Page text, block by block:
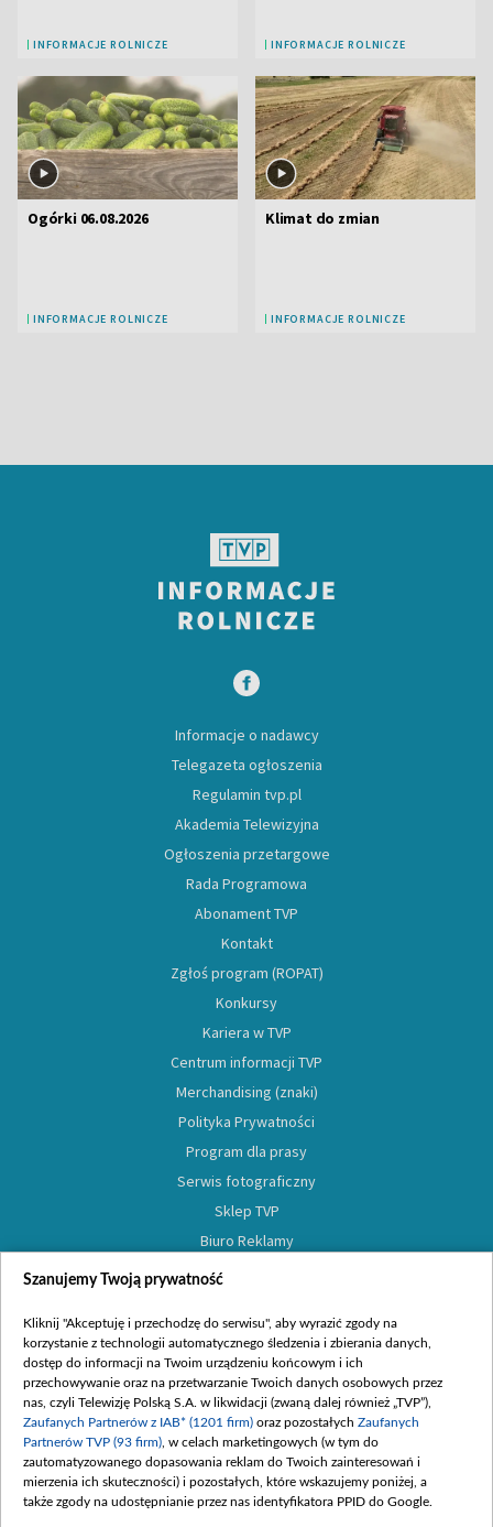
INFORMACJE ROLNICZE INFORMACJE ROLNICZE
Ogórki 06.08.2026
INFORMACJE ROLNICZE
Klimat do zmian
INFORMACJE ROLNICZE
Informacje o nadawcy
Telegazeta ogłoszenia
Regulamin tvp.pl
Akademia Telewizyjna
Ogłoszenia przetargowe
Rada Programowa
Abonament TVP
Kontakt
Zgłoś program (ROPAT)
Konkursy
Kariera w TVP
Centrum informacji TVP
Merchandising (znaki)
Polityka Prywatności
Program dla prasy
Serwis fotograficzny
Sklep TVP
Biuro Reklamy
Oferta Dystrybucyjna
Moje zgody
Szanujemy Twoją prywatność
Kliknij "Akceptuję i przechodzę do serwisu", aby wyrazić zgody na
korzystanie z technologii automatycznego śledzenia i zbierania danych,
dostęp do informacji na Twoim urządzeniu końcowym i ich
przechowywanie oraz na przetwarzanie Twoich danych osobowych przez
nas, czyli Telewizję Polską S.A. w likwidacji (zwaną dalej również „TVP”),
Zaufanych Partnerów z IAB* (1201 firm) oraz pozostałych Zaufanych
Partnerów TVP (93 firm) , w celach marketingowych (w tym do
zautomatyzowanego dopasowania reklam do Twoich zainteresowań i
mierzenia ich skuteczności) i pozostałych, które wskazujemy poniżej, a
także zgody na udostępnianie przez nas identyfikatora PPID do Google.